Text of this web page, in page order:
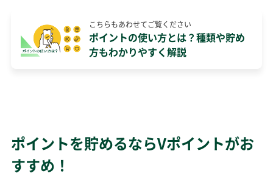
こちらもあわせてご覧ください
ポイントの使い方とは？種類や貯め
方もわかりやすく解説
ポイントを貯めるならVポイントがお
すすめ！